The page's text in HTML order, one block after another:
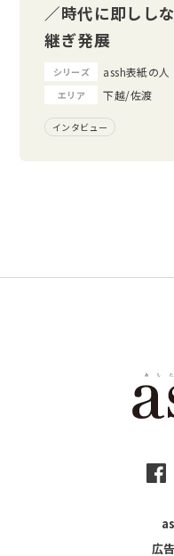
／時代に即しし
継ぎ発展
シリーズ assh表紙の人
エリア 下越/佐渡
インタビュー
広